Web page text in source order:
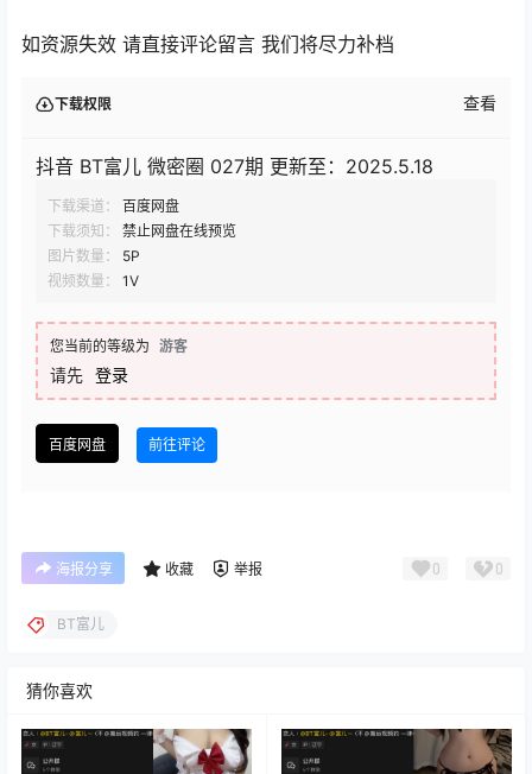
如资源失效 请直接评论留言 我们将尽力补档
下载权限 查看
抖音 BT富儿 微密圈 027期 更新至：2025.5.18
下载渠道：
百度网盘
下载须知：
禁止网盘在线预览
图片数量：
5P
视频数量：
1V
您当前的等级为 游客
请先 登录
百度网盘 前往评论
海报分享 收藏 举报 0 0
BT富儿
猜你喜欢